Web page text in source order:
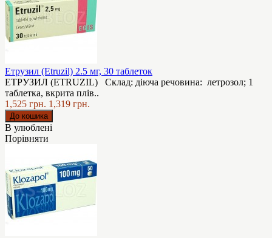
Етрузил (Etruzil) 2.5 мг, 30 таблеток
ЕТРУЗИЛ (ETRUZIL) Склад: діюча речовина: летрозол; 1
таблетка, вкрита плів..
1,525 грн. 1,319 грн.
В улюблені
Порівняти